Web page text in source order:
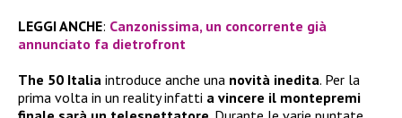
LEGGI ANCHE: Canzonissima, un concorrente già
annunciato fa dietrofront
The 50 Italia introduce anche una novità inedita. Per la
prima volta in un reality infatti a vincere il montepremi